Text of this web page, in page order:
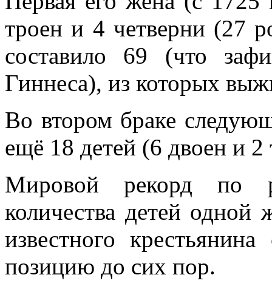
троен и 4 четверни (27
составило 69 (что
Гиннеса), из которых
Во втором браке
ещё 18 детей (6 двоен и 2
Мировой рекорд по
количества детей
известного
позицию до сих пор.